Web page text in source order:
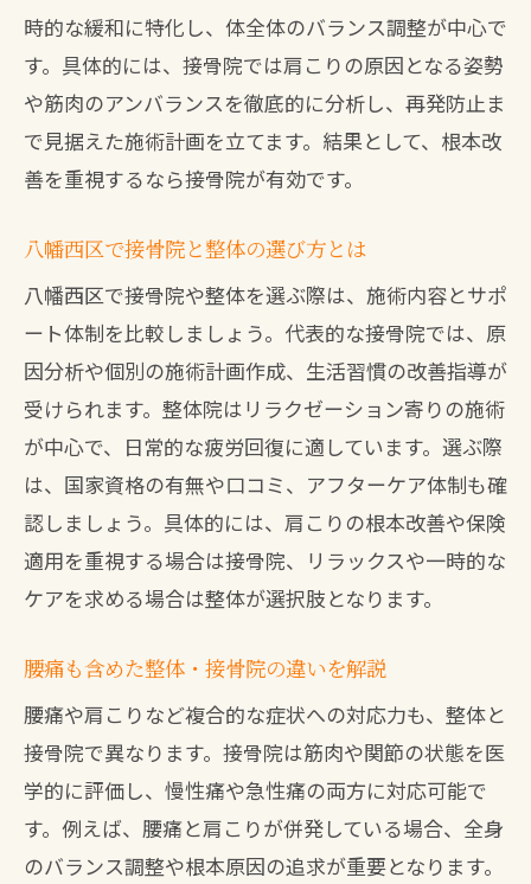
時的な緩和に特化し、体全体のバランス調整が中心で
す。具体的には、接骨院では肩こりの原因となる姿勢
や筋肉のアンバランスを徹底的に分析し、再発防止ま
で見据えた施術計画を立てます。結果として、根本改
善を重視するなら接骨院が有効です。
八幡西区で接骨院と整体の選び方とは
八幡西区で接骨院や整体を選ぶ際は、施術内容とサポ
ート体制を比較しましょう。代表的な接骨院では、原
因分析や個別の施術計画作成、生活習慣の改善指導が
受けられます。整体院はリラクゼーション寄りの施術
が中心で、日常的な疲労回復に適しています。選ぶ際
は、国家資格の有無や口コミ、アフターケア体制も確
認しましょう。具体的には、肩こりの根本改善や保険
適用を重視する場合は接骨院、リラックスや一時的な
ケアを求める場合は整体が選択肢となります。
腰痛も含めた整体・接骨院の違いを解説
腰痛や肩こりなど複合的な症状への対応力も、整体と
接骨院で異なります。接骨院は筋肉や関節の状態を医
学的に評価し、慢性痛や急性痛の両方に対応可能で
す。例えば、腰痛と肩こりが併発している場合、全身
のバランス調整や根本原因の追求が重要となります。